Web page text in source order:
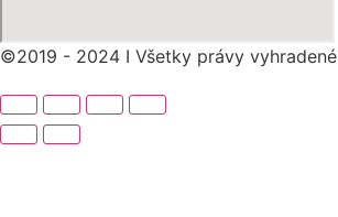
©2019 - 2024 I Všetky právy vyhradené